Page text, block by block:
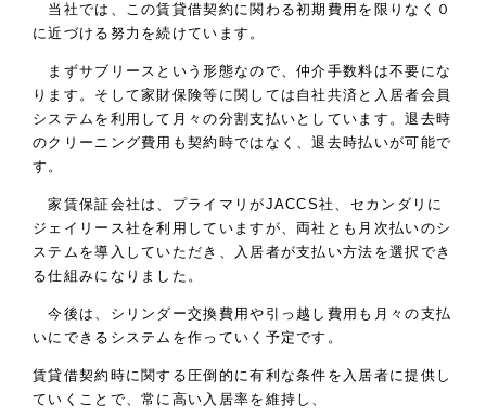
当社では、この賃貸借契約に関わる初期費用を限りなく０
に近づける努力を続けています。
まずサブリースという形態なので、仲介手数料は不要にな
ります。そして家財保険等に関しては自社共済と入居者会員
システムを利用して月々の分割支払いとしています。退去時
のクリーニング費用も契約時ではなく、退去時払いが可能で
す。
家賃保証会社は、プライマリがJACCS社、セカンダリに
ジェイリース社を利用していますが、両社とも月次払いのシ
ステムを導入していただき、入居者が支払い方法を選択でき
る仕組みになりました。
今後は、シリンダー交換費用や引っ越し費用も月々の支払
いにできるシステムを作っていく予定です。
賃貸借契約時に関する圧倒的に有利な条件を入居者に提供し
ていくことで、常に高い入居率を維持し、